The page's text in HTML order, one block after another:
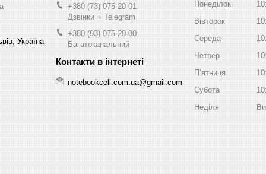
Україна
+380 (73) 075-20-01
Дзвінки + Telegram
+380 (93) 075-20-00
Багатоканальний
notebookcell.com.ua@gmail.com
Понеділок
Вівторок
Середа
Четвер
Пʼятниця
Субота
Неділя